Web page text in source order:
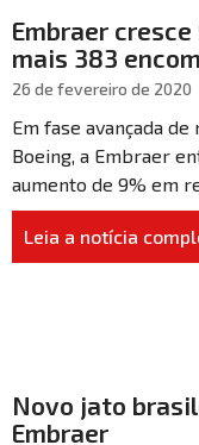
Embraer
mais 383
26 de fevereiro de 2020
Em fase avançada
Boeing, a Embraer
aumento de 9% em
Leia a notícia
Novo jato
Embraer